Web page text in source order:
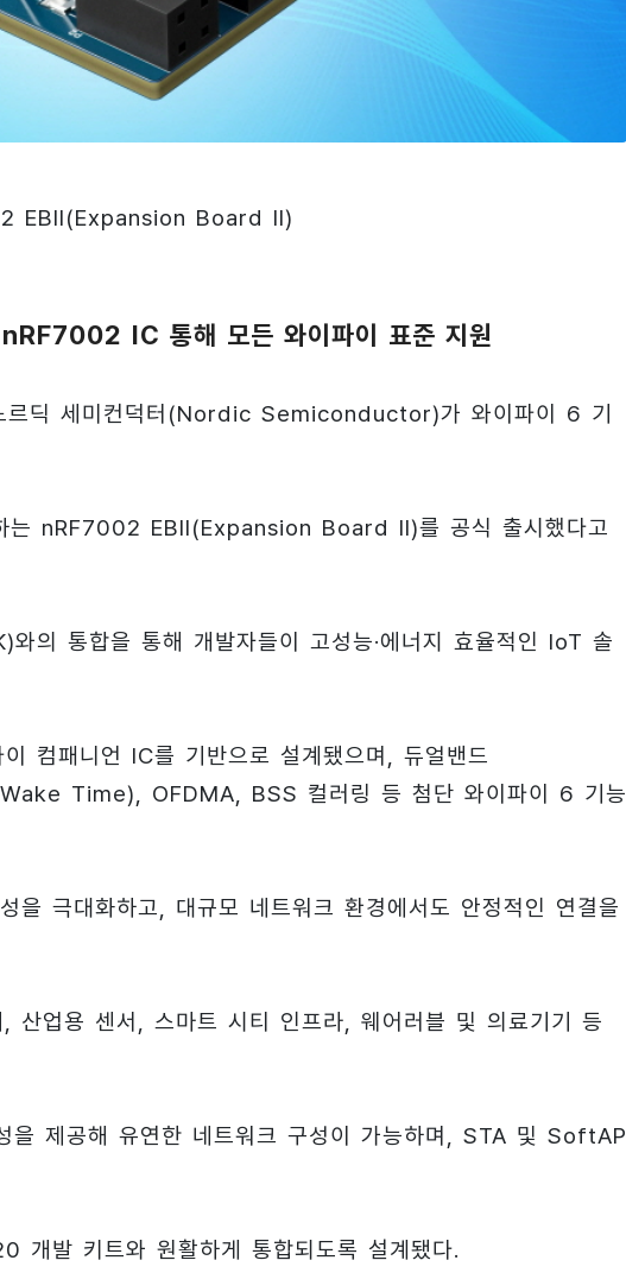
EBII(Expansion Board II)
IC 통해 모든 와이파이 표준 지원
르딕 세미컨덕터(Nordic Semiconductor)가 와이파이 6 기
nRF7002 EBII(Expansion Board II)를 공식 출시했다고
의 통합을 통해 개발자들이 고성능·에너지 효율적인 IoT 솔
컴패니언 IC를 기반으로 설계됐으며, 듀얼밴드
Time), OFDMA, BSS 컬러링 등 첨단 와이파이 6 기능
극대화하고, 대규모 네트워크 환경에서도 안정적인 연결을
업용 센서, 스마트 시티 인프라, 웨어러블 및 의료기기 등
제공해 유연한 네트워크 구성이 가능하며, STA 및 SoftAP
발 키트와 원활하게 통합되도록 설계됐다.